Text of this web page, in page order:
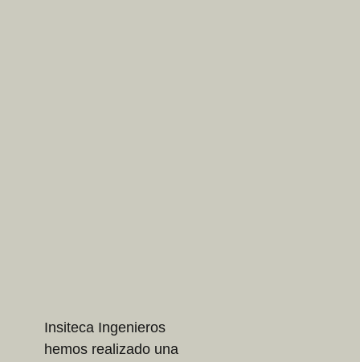
Insiteca Ingenieros
hemos realizado una